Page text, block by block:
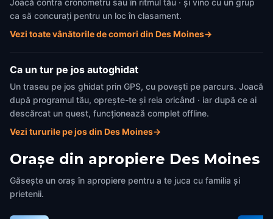
Joacă contra cronometru sau în ritmul tău · și vino cu un grup
ca să concurați pentru un loc în clasament.
Vezi toate vânătorile de comori din Des Moines→
Ca un tur pe jos autoghidat
Un traseu pe jos ghidat prin GPS, cu povești pe parcurs. Joacă
după programul tău, oprește-te și reia oricând · iar după ce ai
descărcat un quest, funcționează complet offline.
Vezi tururile pe jos din Des Moines→
Orașe din apropiere Des Moines
Găsește un oraș în apropiere pentru a te juca cu familia și
prietenii.